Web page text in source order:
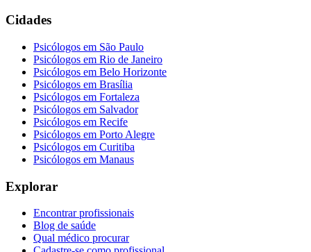
Cidades
Psicólogos em São Paulo
Psicólogos em Rio de Janeiro
Psicólogos em Belo Horizonte
Psicólogos em Brasília
Psicólogos em Fortaleza
Psicólogos em Salvador
Psicólogos em Recife
Psicólogos em Porto Alegre
Psicólogos em Curitiba
Psicólogos em Manaus
Explorar
Encontrar profissionais
Blog de saúde
Qual médico procurar